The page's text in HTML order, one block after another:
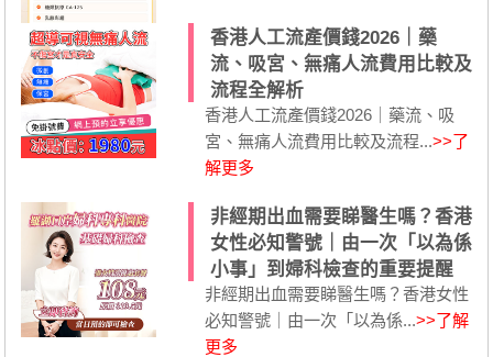
香港人工流產價錢2026｜藥
流、吸宮、無痛人流費用比較及
流程全解析
香港人工流產價錢2026｜藥流、吸
宮、無痛人流費用比較及流程...>>了
解更多
非經期出血需要睇醫生嗎？香港
女性必知警號｜由一次「以為係
小事」到婦科檢查的重要提醒
非經期出血需要睇醫生嗎？香港女性
必知警號｜由一次「以為係...>>了解
更多